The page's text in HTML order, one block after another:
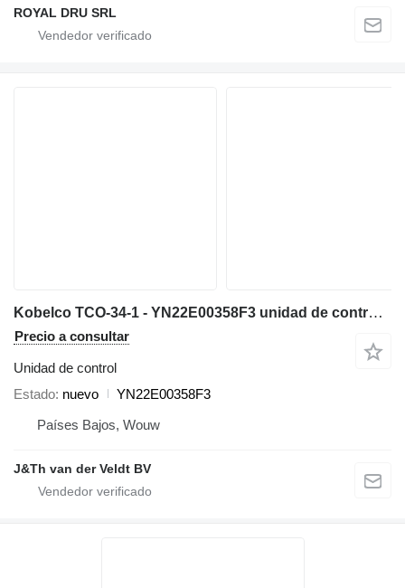
ROYAL DRU SRL
Kobelco TCO-34-1 - YN22E00358F3 unidad de control para SK200-3 SK220-3 maquinaria de construcción
Precio a consultar
Unidad de control
Estado nuevo
YN22E00358F3
Países Bajos, Wouw
J&Th van der Veldt BV